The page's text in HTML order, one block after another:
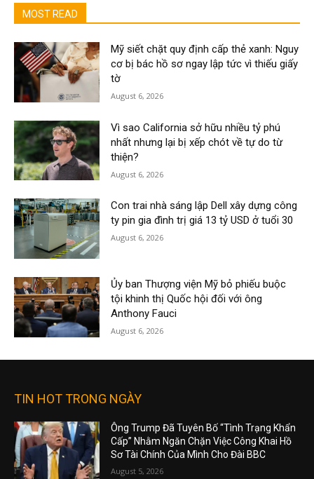
MOST READ
Mỹ siết chặt quy định cấp thẻ xanh: Nguy
cơ bị bác hồ sơ ngay lập tức vì thiếu giấy
tờ
August 6, 2026
Vì sao California sở hữu nhiều tỷ phú
nhất nhưng lại bị xếp chót về tự do từ
thiện?
August 6, 2026
Con trai nhà sáng lập Dell xây dựng công
ty pin gia đình trị giá 13 tỷ USD ở tuổi 30
August 6, 2026
Ủy ban Thượng viện Mỹ bỏ phiếu buộc
tội khinh thị Quốc hội đối với ông
Anthony Fauci
August 6, 2026
TIN HOT TRONG NGÀY
Ông Trump Đã Tuyên Bố “Tình Trạng Khẩn
Cấp” Nhằm Ngăn Chặn Việc Công Khai Hồ
Sơ Tài Chính Của Mình Cho Đài BBC
August 5, 2026